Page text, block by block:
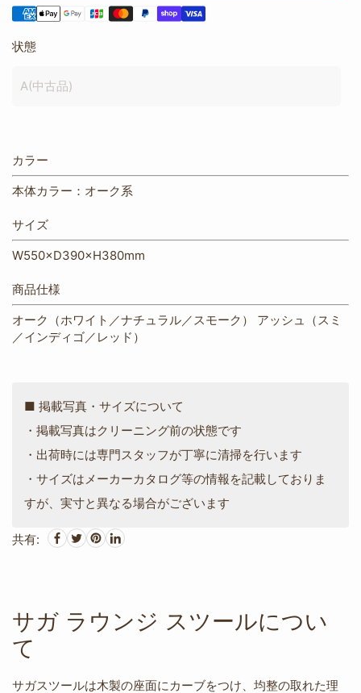
状態
A(中古品)
カラー
本体カラー：オーク系
サイズ
W550×D390×H380mm
商品仕様
オーク（ホワイト／ナチュラル／スモーク） アッシュ（スミ
／インディゴ／レッド）
■ 掲載写真・サイズについて
・掲載写真はクリーニング前の状態です
・出荷時には専門スタッフが丁寧に清掃を行います
・サイズはメーカーカタログ等の情報を記載しておりま
すが、実寸と異なる場合がございます
共有:
サガ ラウンジ スツールについ
て
サガスツールは木製の座面にカーブをつけ、均整の取れた理